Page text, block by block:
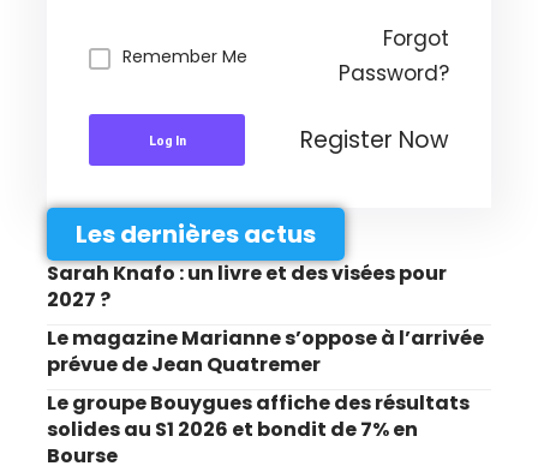
Remember Me
Forgot
Password?
Log In Register Now
Les dernières actus
Sarah Knafo : un livre et des visées pour
2027 ?
Le magazine Marianne s’oppose à l’arrivée
prévue de Jean Quatremer
Le groupe Bouygues affiche des résultats
solides au S1 2026 et bondit de 7% en
Bourse